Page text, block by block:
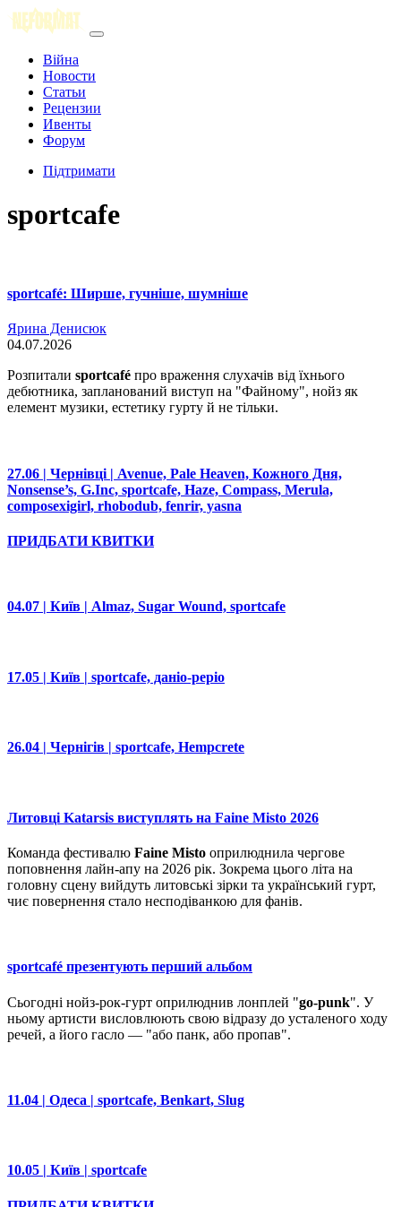
Війна
Новости
Статьи
Рецензии
Ивенты
Форум
Підтримати
sportcafe
sportcafé: Ширше, гучніше, шумніше
Ярина Денисюк
04.07.2026
Розпитали sportcafé про враження слухачів від їхнього
дебютника, запланований виступ на "Файному", нойз як
елемент музики, естетику гурту й не тільки.
27.06 | Чернівці | Avenue, Pale Heaven, Кожного Дня,
Nonsense’s, G.Inc, sportcafe, Haze, Compass, Merula,
composexigirl, rhobodub, fenrir, yasna
ПРИДБАТИ КВИТКИ
04.07 | Київ | Almaz, Sugar Wound, sportcafe
17.05 | Київ | sportcafe, даніо-реріо
26.04 | Чернігів | sportcafe, Hempcrete
Литовці Katarsis виступлять на Faine Misto 2026
Команда фестивалю Faine Misto оприлюднила чергове
поповнення лайн-апу на 2026 рік. Зокрема цього літа на
головну сцену вийдуть литовські зірки та український гурт,
чиє повернення стало несподіванкою для фанів.
sportcafé презентують перший альбом
Сьогодні нойз-рок-гурт оприлюднив лонплей "go-punk". У
ньому артисти висловлюють свою відразу до усталеного ходу
речей, а його гасло — "або панк, або пропав".
11.04 | Одеса | sportcafe, Benkart, Slug
10.05 | Київ | sportcafe